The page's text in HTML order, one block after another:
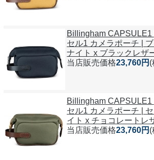
Billingham CAPSULE1
セル1 カメラポーチ |
ナイト x ブラックレザ
当店販売価格23,760円 (
Billingham CAPSULE1
セル1 カメラポーチ |
イト x チョコレートレ
当店販売価格23,760円 (